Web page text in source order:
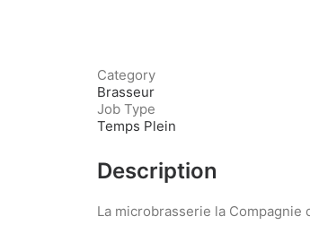
Category
Brasseur
Job Type
Temps Plein
Description
La microbrasserie la